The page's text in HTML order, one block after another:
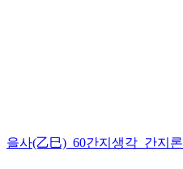
을사(乙巳)_60간지생각_간지론